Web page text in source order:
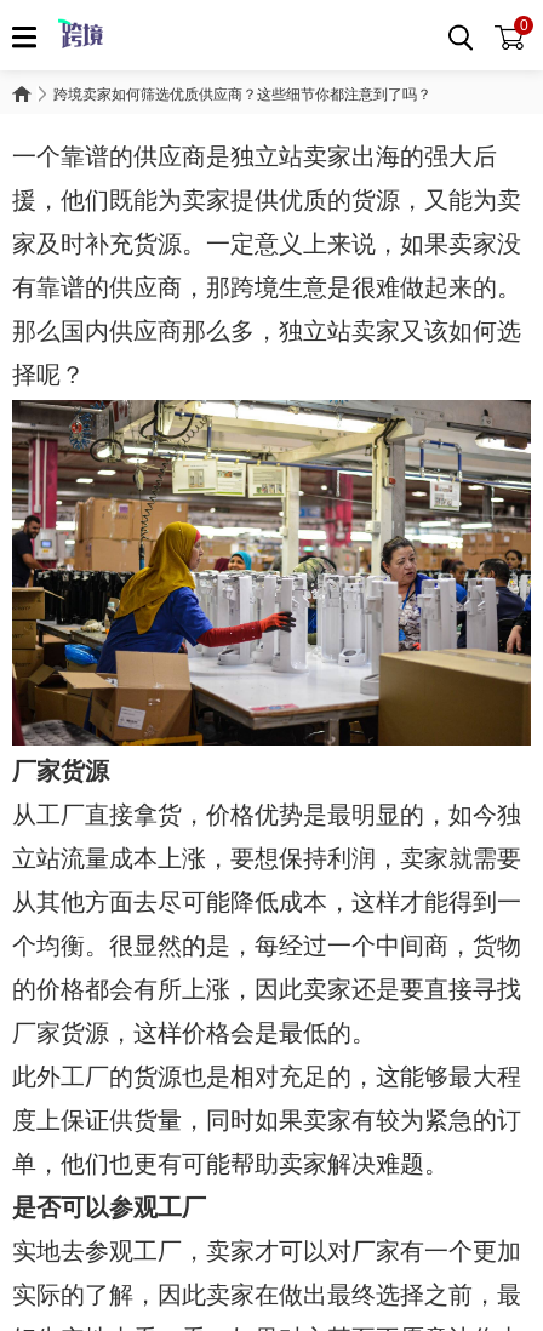
0
跨境卖家如何筛选优质供应商？这些细节你都注意到了吗？
一个靠谱的供应商是独立站卖家出海的强大后
援，他们既能为卖家提供优质的货源，又能为卖
家及时补充货源。一定意义上来说，如果卖家没
有靠谱的供应商，那跨境生意是很难做起来的。
那么国内供应商那么多，独立站卖家又该如何选
择呢？
厂家货源
从工厂直接拿货，价格优势是最明显的，如今独
立站流量成本上涨，要想保持利润，卖家就需要
从其他方面去尽可能降低成本，这样才能得到一
个均衡。很显然的是，每经过一个中间商，货物
的价格都会有所上涨，因此卖家还是要直接寻找
厂家货源，这样价格会是最低的。
此外工厂的货源也是相对充足的，这能够最大程
度上保证供货量，同时如果卖家有较为紧急的订
单，他们也更有可能帮助卖家解决难题。
是否可以参观工厂
实地去参观工厂，卖家才可以对厂家有一个更加
实际的了解，因此卖家在做出最终选择之前，最